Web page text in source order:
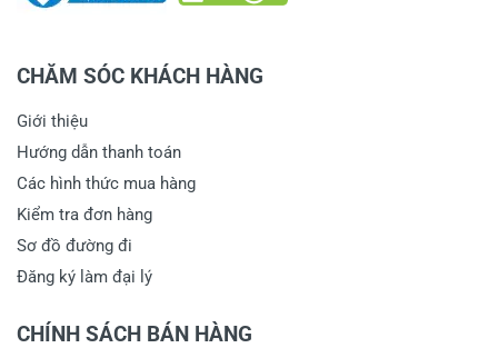
CHĂM SÓC KHÁCH HÀNG
Giới thiệu
Hướng dẫn thanh toán
Các hình thức mua hàng
Kiểm tra đơn hàng
Sơ đồ đường đi
Đăng ký làm đại lý
CHÍNH SÁCH BÁN HÀNG